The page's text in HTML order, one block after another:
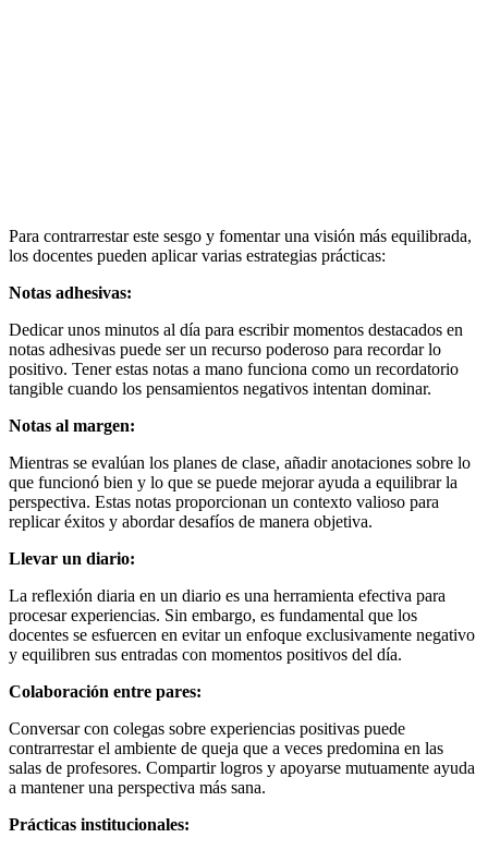
Para contrarrestar este sesgo y fomentar una visión más equilibrada,
los docentes pueden aplicar varias estrategias prácticas:
Notas adhesivas:
Dedicar unos minutos al día para escribir momentos destacados en
notas adhesivas puede ser un recurso poderoso para recordar lo
positivo. Tener estas notas a mano funciona como un recordatorio
tangible cuando los pensamientos negativos intentan dominar.
Notas al margen:
Mientras se evalúan los planes de clase, añadir anotaciones sobre lo
que funcionó bien y lo que se puede mejorar ayuda a equilibrar la
perspectiva. Estas notas proporcionan un contexto valioso para
replicar éxitos y abordar desafíos de manera objetiva.
Llevar un diario:
La reflexión diaria en un diario es una herramienta efectiva para
procesar experiencias. Sin embargo, es fundamental que los
docentes se esfuercen en evitar un enfoque exclusivamente negativo
y equilibren sus entradas con momentos positivos del día.
Colaboración entre pares:
Conversar con colegas sobre experiencias positivas puede
contrarrestar el ambiente de queja que a veces predomina en las
salas de profesores. Compartir logros y apoyarse mutuamente ayuda
a mantener una perspectiva más sana.
Prácticas institucionales: